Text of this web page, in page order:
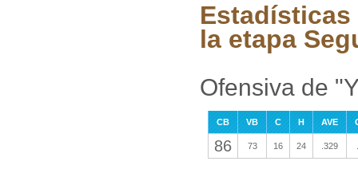
Estadísticas
la etapa
Ofensiva de
CB VB C H AVE
86 73 16 24 .329